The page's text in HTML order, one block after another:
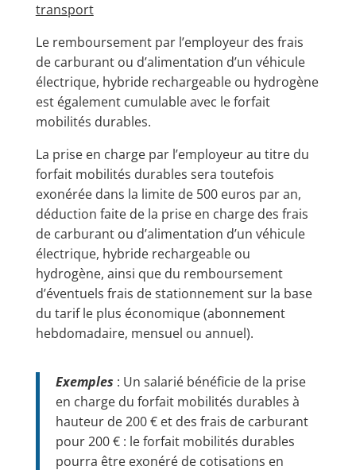
transport
Le remboursement par l’employeur des frais
de carburant ou d’alimentation d’un véhicule
électrique, hybride rechargeable ou hydrogène
est également cumulable avec le forfait
mobilités durables.
La prise en charge par l’employeur au titre du
forfait mobilités durables sera toutefois
exonérée dans la limite de 500 euros par an,
déduction faite de la prise en charge des frais
de carburant ou d’alimentation d’un véhicule
électrique, hybride rechargeable ou
hydrogène, ainsi que du remboursement
d’éventuels frais de stationnement sur la base
du tarif le plus économique (abonnement
hebdomadaire, mensuel ou annuel).
Exemples : Un salarié bénéficie de la prise
en charge du forfait mobilités durables à
hauteur de 200 € et des frais de carburant
pour 200 € : le forfait mobilités durables
pourra être exonéré de cotisations en